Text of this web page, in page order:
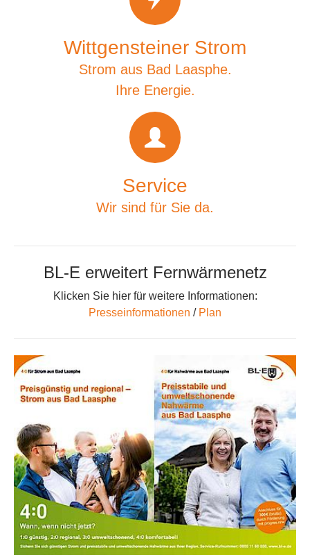
Wittgensteiner Strom
Strom aus Bad Laasphe.
Ihre Energie.
Service
Wir sind für Sie da.
BL-E erweitert Fernwärmenetz
Klicken Sie hier für weitere Informationen:
Presseinformationen / Plan